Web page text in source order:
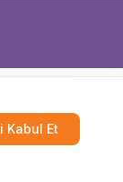
Kabul Et